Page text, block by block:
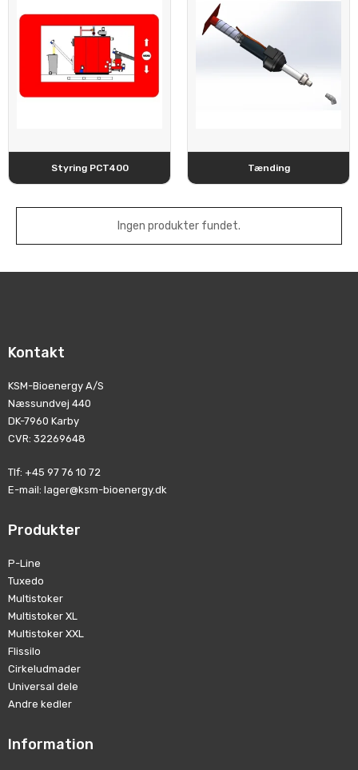
Styring PCT400 Tænding
Ingen produkter fundet.
Kontakt
KSM-Bioenergy A/S
Næssundvej 440
DK-7960 Karby
CVR: 32269648
Tlf: +45 97 76 10 72
E-mail: lager@ksm-bioenergy.dk
Produkter
P-Line
Tuxedo
Multistoker
Multistoker XL
Multistoker XXL
Flissilo
Cirkeludmader
Universal dele
Andre kedler
Information